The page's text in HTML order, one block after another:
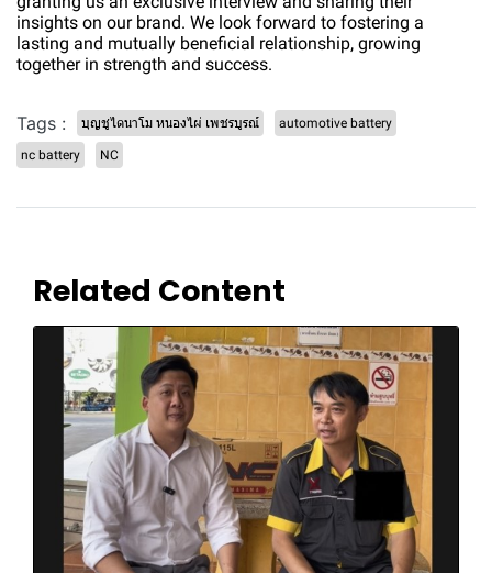
insights on our brand. We look forward to fostering a
lasting and mutually beneficial relationship, growing
together in strength and success.
Tags : บุญชูไดนาโม หนองไผ่ เพชรบูรณ์ automotive battery
nc battery NC
Related Content